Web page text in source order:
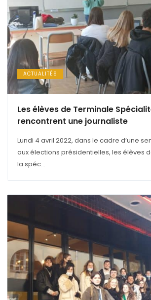
ACTUALITÉS
Les élèves de Terminale
rencontrent une journaliste
Lundi 4 avril 2022, dans le cadre d’une
aux élections présidentielles, les élèves
la spéc...